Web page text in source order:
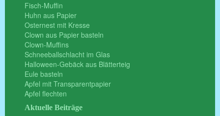
Fisch-Muffin
Huhn aus Papier
Osternest mit Kresse
Clown aus Papier basteln
Clown-Muffins
Schneeballschlacht im Glas
Halloween-Gebäck aus Blätterteig
Eule basteln
Apfel mit Transparentpapier
Apfel flechten
Aktuelle Beiträge